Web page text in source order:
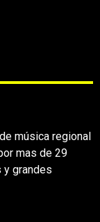
música regional
mas de 29
grandes